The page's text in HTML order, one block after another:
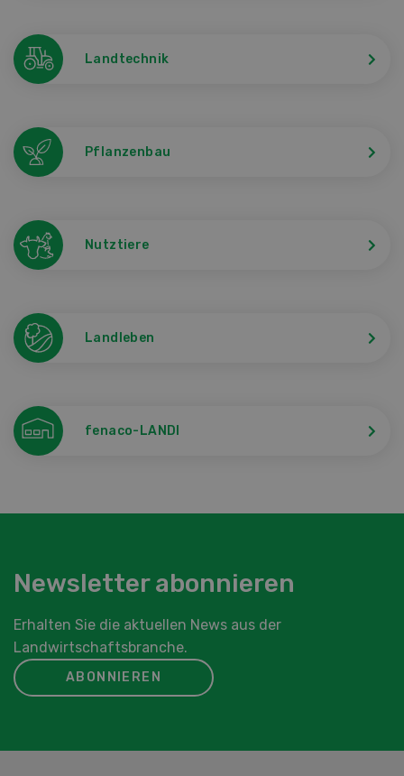
Landtechnik
Pflanzenbau
Nutztiere
Landleben
fenaco-LANDI
Newsletter abonnieren
Erhalten Sie die aktuellen News aus der
Landwirtschaftsbranche.
ABONNIEREN